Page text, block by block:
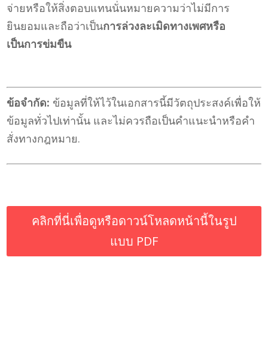
จ่ายหรือให้สิ่งตอบแทนนั่นหมายความว่าไม่มีการ
ยินยอมและถือว่าเป็นการล่วงละเมิดทางเพศหรือ
เป็นการข่มขืน
ข้อจํากัด: ข้อมูลที่ให้ไว้ในเอกสารนี้มีวัตถุประสงค์เพื่อให้
ข้อมูลทั่วไปเท่านั้น และไม่ควรถือเป็นคําแนะนําหรือคำ
สั่งทางกฎหมาย.
คลิกที่นี่เพื่อดูหรือดาวน์โหลดหน้านี้ในรูป
แบบ PDF